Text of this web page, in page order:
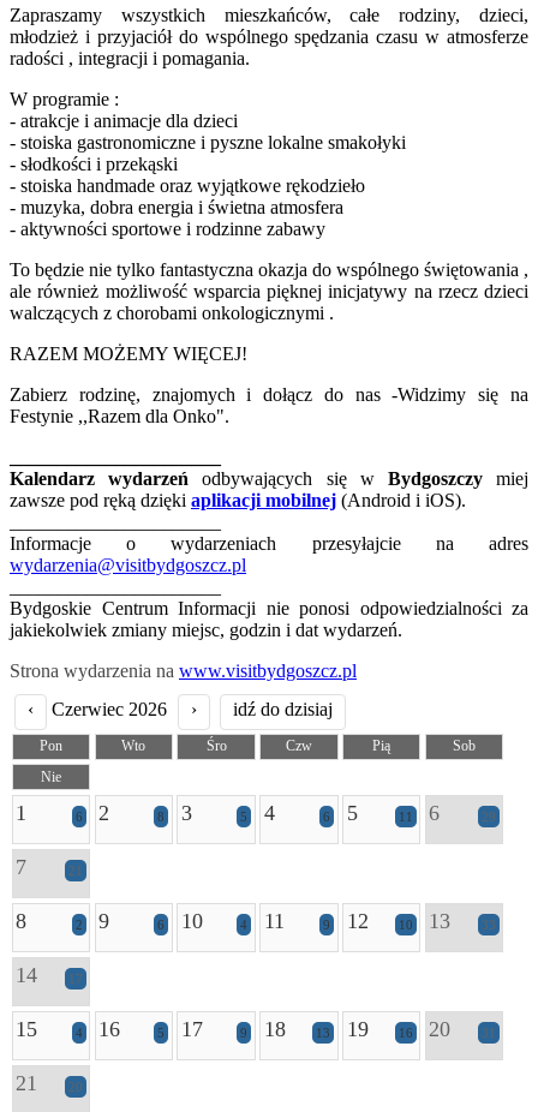
Zapraszamy wszystkich mieszkańców, całe rodziny, dzieci,
młodzież i przyjaciół do wspólnego spędzania czasu w atmosferze
radości , integracji i pomagania.
W programie :
- atrakcje i animacje dla dzieci
- stoiska gastronomiczne i pyszne lokalne smakołyki
- słodkości i przekąski
- stoiska handmade oraz wyjątkowe rękodzieło
- muzyka, dobra energia i świetna atmosfera
- aktywności sportowe i rodzinne zabawy
To będzie nie tylko fantastyczna okazja do wspólnego świętowania ,
ale również możliwość wsparcia pięknej inicjatywy na rzecz dzieci
walczących z chorobami onkologicznymi .
RAZEM MOŻEMY WIĘCEJ!
Zabierz rodzinę, znajomych i dołącz do nas -Widzimy się na
Festynie ,,Razem dla Onko".
Kalendarz wydarzeń odbywających się w Bydgoszczymiej
zawsze pod ręką dzięki aplikacji mobilnej (Android i iOS).
Informacje o wydarzeniach przesyłajcie na adres
wydarzenia@visitbydgoszcz.pl
Bydgoskie Centrum Informacji nie ponosi odpowiedzialności za
jakiekolwiek zmiany miejsc, godzin i dat wydarzeń.
Strona wydarzenia na www.visitbydgoszcz.pl
‹
Czerwiec 2026 › idź do dzisiaj
Pon Wto Śro Czw Pią
Sob
Nie
1 6 2 8 3 5 4 6 5 11 6 29
7 21
8 2 9 6 10 4 11 9 12 10 13 33
14 17
15 4 16 5 17 9 18 13 19 16 20 31
21 20